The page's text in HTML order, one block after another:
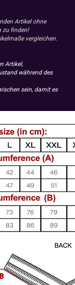
Artikel ohne
zu finden!
vergleichen.
Artikel,
während des
sein, damit es